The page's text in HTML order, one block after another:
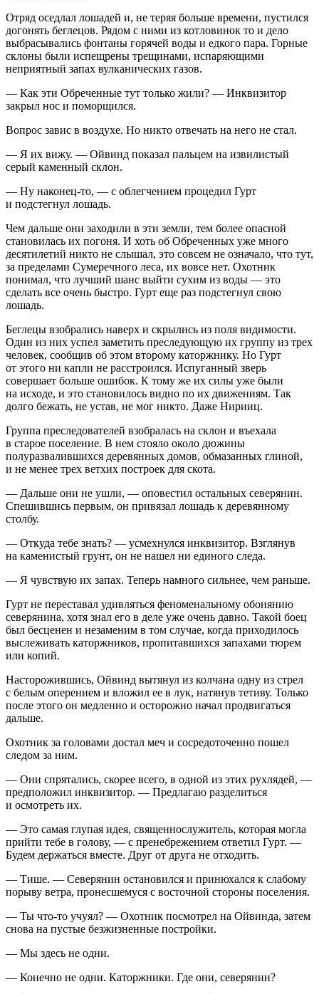
Отряд оседлал лошадей и, не теряя больше времени, пустился
догонять беглецов. Рядом с ними из котловинок то и дело
выбрасывались фонтаны горячей воды и едкого пара. Горные
склоны были испещрены трещинами, испаряющими
неприятный запах вулканических газов.
— Как эти Обреченные тут только жили? — Инквизитор
закрыл нос и поморщился.
Вопрос завис в воздухе. Но никто отвечать на него не стал.
— Я их вижу. — Ойвинд показал пальцем на извилистый
серый каменный склон.
— Ну наконец-то, — с облегчением процедил Гурт
и подстегнул лошадь.
Чем дальше они заходили в эти земли, тем более опасной
становилась их погоня. И хоть об Обреченных уже много
десятилетий никто не слышал, это совсем не означало, что тут,
за пределами Сумеречного леса, их вовсе нет. Охотник
понимал, что лучший шанс выйти сухим из воды — это
сделать все очень быстро. Гурт еще раз подстегнул свою
лошадь.
Беглецы взобрались наверх и скрылись из поля видимости.
Один из них успел заметить преследующую их группу из трех
человек, сообщив об этом второму каторжнику. Но Гурт
от этого ни капли не расстроился. Испуганный зверь
совершает больше ошибок. К тому же их силы уже были
на исходе, и это становилось видно по их движениям. Так
долго бежать, не устав, не мог никто. Даже Нирииц.
Группа преследователей взобралась на склон и въехала
в старое поселение. В нем стояло около дюжины
полуразвалившихся деревянных домов, обмазанных глиной,
и не менее трех ветхих построек для скота.
— Дальше они не ушли, — оповестил остальных северянин.
Спешившись первым, он привязал лошадь к деревянному
столбу.
— Откуда тебе знать? — усмехнулся инквизитор. Взглянув
на каменистый грунт, он не нашел ни единого следа.
— Я чувствую их запах. Теперь намного сильнее, чем раньше.
Гурт не переставал удивляться феноменальному обонянию
северянина, хотя знал его в деле уже очень давно. Такой боец
был бесценен и незаменим в том случае, когда приходилось
выслеживать каторжников, пропитавшихся запахами тюрем
или копий.
Насторожившись, Ойвинд вытянул из колчана одну из стрел
с белым оперением и вложил ее в лук, натянув тетиву. Только
после этого он медленно и осторожно начал продвигаться
дальше.
Охотник за головами достал меч и сосредоточенно пошел
следом за ним.
— Они спрятались, скорее всего, в одной из этих рухлядей, —
предположил инквизитор. — Предлагаю разделиться
и осмотреть их.
— Это самая глупая идея, священнослужитель, которая могла
прийти тебе в голову, — с пренебрежением ответил Гурт. —
Будем держаться вместе. Друг от друга не отходить.
— Тише. — Северянин остановился и принюхался к слабому
порыву ветра, пронесшемуся с восточной стороны поселения.
— Ты что-то учуял? — Охотник посмотрел на Ойвинда, затем
снова на пустые безжизненные постройки.
— Мы здесь не одни.
— Конечно не одни. Каторжники. Где они, северянин?